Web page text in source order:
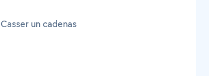
Casser un cadenas